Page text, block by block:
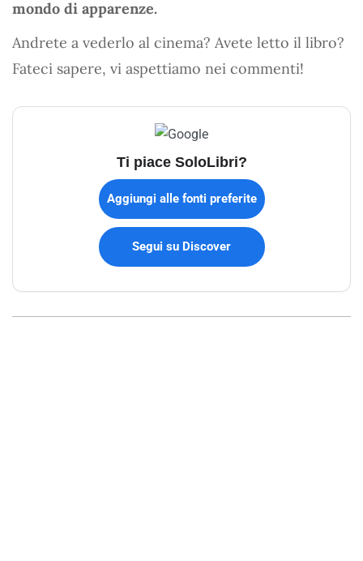
mondo di apparenze.
Andrete a vederlo al cinema? Avete letto il libro?
Fateci sapere, vi aspettiamo nei commenti!
Ti piace SoloLibri?
Aggiungi alle fonti preferite
Segui su Discover